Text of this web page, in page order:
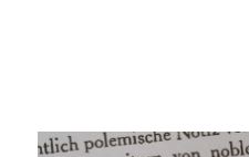
Asketismus